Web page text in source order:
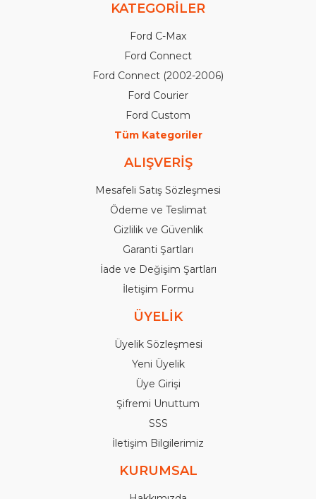
KATEGORİLER
Ford C-Max
Ford Connect
Ford Connect (2002-2006)
Ford Courier
Ford Custom
Tüm Kategoriler
ALIŞVERİŞ
Mesafeli Satış Sözleşmesi
Ödeme ve Teslimat
Gizlilik ve Güvenlik
Garanti Şartları
İade ve Değişim Şartları
İletişim Formu
ÜYELİK
Üyelik Sözleşmesi
Yeni Üyelik
Üye Girişi
Şifremi Unuttum
SSS
İletişim Bilgilerimiz
KURUMSAL